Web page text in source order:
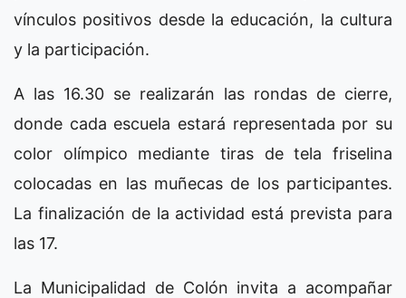
vínculos positivos desde la educación, la cultura
y la participación.
A las 16.30 se realizarán las rondas de cierre,
donde cada escuela estará representada por su
color olímpico mediante tiras de tela friselina
colocadas en las muñecas de los participantes.
La finalización de la actividad está prevista para
las 17.
La Municipalidad de Colón invita a acompañar